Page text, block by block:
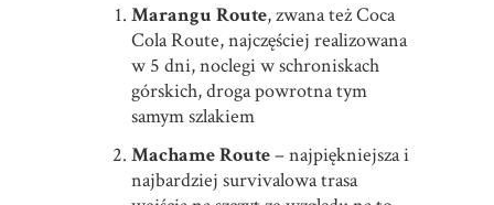
Marangu Route, zwana też Coca
Cola Route, najczęściej realizowana
w 5 dni, noclegi w schroniskach
górskich, droga powrotna tym
samym szlakiem
Machame Route– najpiękniejsza i
najbardziej survivalowa trasa